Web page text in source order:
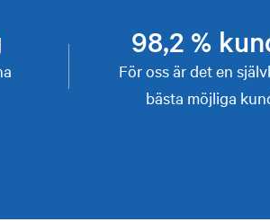
98,2 %
För oss är det en
bästa möjliga